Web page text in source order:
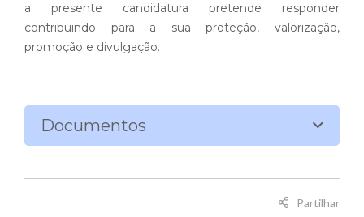
a presente candidatura pretende responder
contribuindo para a sua proteção, valorização,
promoção e divulgação.
Documentos
Partilhar